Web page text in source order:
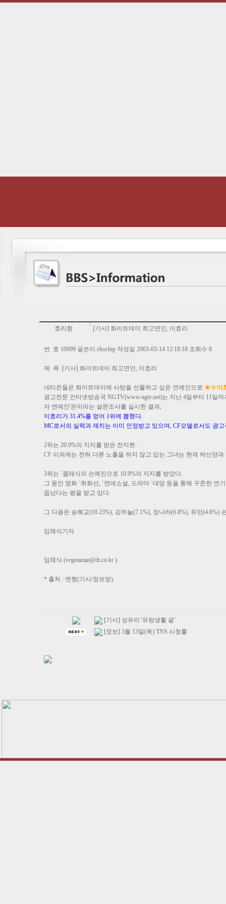
효리짱 [기사] 화이트데이 최고연인, 이효리
번 호 10699 글쓴이 chochip 작성일 2003-03-14 12:18:18 조회수 8
제 목 [기사] 화이트데이 최고연인, 이효리
네티즌들은 화이트데이에 사탕을 선물하고 싶은 연예인으로★☆이
광고전문 인터넷방송국 NGTV(www.ngtv.net)는 지난 4일부터 11일
자 연예인'은이라는 설문조사를 실시한 결과,
이효리가 31.4%를 얻어 1위에 뽑혔다.
MC로서의 실력과 재치는 이미 인정받고 있으며, CF모델로서도 광
2위는 20.9%의 지지를 받은 전지현.
CF 이외에는 전혀 다른 노출을 하지 않고 있는 그녀는 현재 박신양
3위는 `클래식의 손예진으로 10.9%의 지지를 받았다.
그 동안 영화 `취화선, `연애소설, 드라마 `대망 등을 통해 꾸준한 연
듭났다는 평을 받고 있다.
그 다음은 송혜교(10.23%), 김하늘(7.1%), 장나라(6.8%), 유민(4.6%)
임채식기자
임채식 (vegetarian@dt.co.kr )
* 출처 : 엔짱(기사/정보방)
[기사] 성유리 '유랑생활 끝'
[정보] 3월 13일(목) TNS 시청률